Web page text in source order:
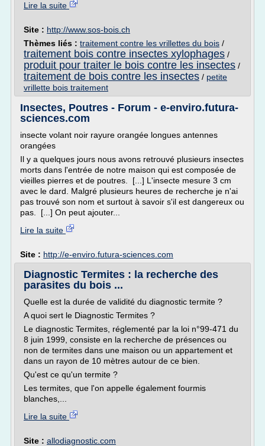
Lire la suite
Site : http://www.sos-bois.ch
Thèmes liés : traitement contre les vrillettes du bois /
traitement bois contre insectes xylophages /
produit pour traiter le bois contre les insectes /
traitement de bois contre les insectes / petite
vrillette bois traitement
Insectes, Poutres - Forum - e-enviro.futura-
sciences.com
insecte volant noir rayure orangée longues antennes
orangées
Il y a quelques jours nous avons retrouvé plusieurs insectes
morts dans l'entrée de notre maison qui est composée de
vieilles pierres et de poutres. [...] L'insecte mesure 3 cm
avec le dard. Malgré plusieurs heures de recherche je n'ai
pas trouvé son nom et surtout à savoir s'il est dangereux ou
pas. [...] On peut ajouter...
Lire la suite
Site : http://e-enviro.futura-sciences.com
Diagnostic Termites : la recherche des
parasites du bois ...
Quelle est la durée de validité du diagnostic termite ?
A quoi sert le Diagnostic Termites ?
Le diagnostic Termites, réglementé par la loi n°99-471 du
8 juin 1999, consiste en la recherche de présences ou
non de termites dans une maison ou un appartement et
dans un rayon de 10 mètres autour de ce bien.
Qu'est ce qu'un termite ?
Les termites, que l'on appelle également fourmis
blanches,...
Lire la suite
Site : allodiagnostic.com